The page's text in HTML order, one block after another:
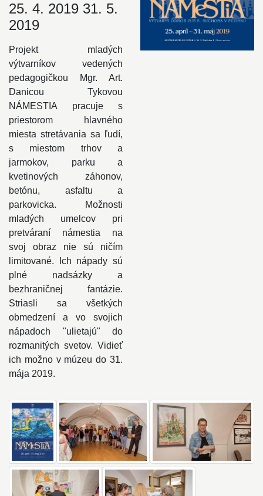
25. 4. 2019 31. 5.
2019
Projekt mladých
výtvarníkov vedených
pedagogičkou Mgr. Art.
Danicou Tykovou
NÁMESTIA pracuje s
priestorom hlavného
miesta stretávania sa ľudí,
s miestom trhov a
jarmokov, parku a
kvetinových záhonov,
betónu, asfaltu a
parkovicka. Možnosti
mladých umelcov pri
pretváraní námestia na
svoj obraz nie sú ničím
limitované. Ich nápady sú
plné nadsázky a
bezhraničnej fantázie.
Striasli sa všetkých
obmedzení a vo svojich
nápadoch "ulietajú" do
rozmanitých svetov. Vidieť
ich možno v múzeu do 31.
mája 2019.